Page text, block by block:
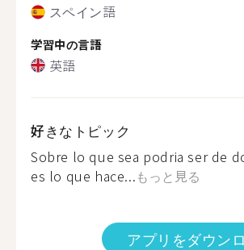
スペイン語
学習中の言語
英語
好きなトピック
Sobre lo que sea podria ser de
es lo que hace...もっと見る
アプリをダウン